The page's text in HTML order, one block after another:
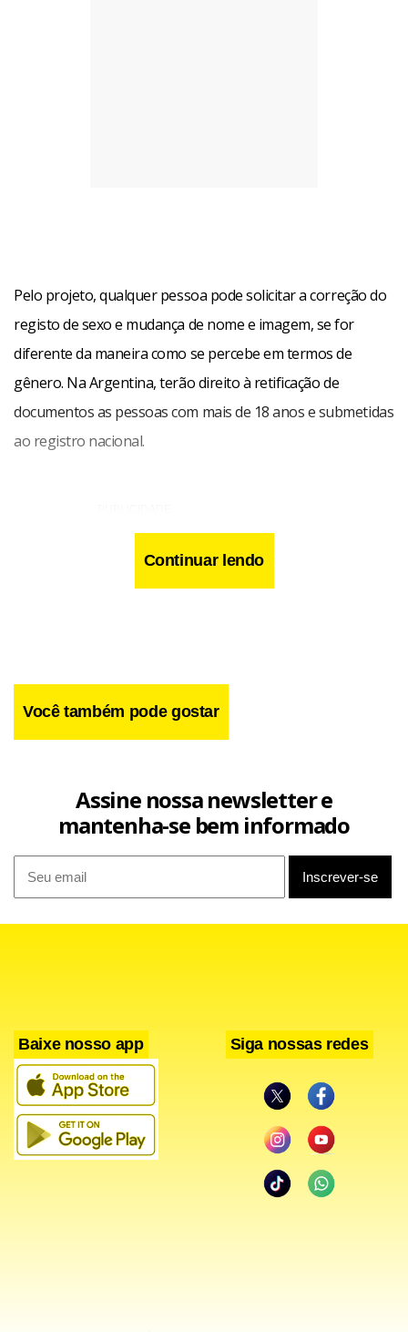
Pelo projeto, qualquer pessoa pode solicitar a correção do
registo de sexo e mudança de nome e imagem, se for
diferente da maneira como se percebe em termos de
gênero. Na Argentina, terão direito à retificação de
documentos as pessoas com mais de 18 anos e submetidas
ao registro nacional.
A correção do registro não vai alterar a titularidade de
direitos e obrigações legais que possam corresponder à
Continuar lendo
Você também pode gostar
Assine nossa newsletter e
mantenha-se bem informado
Baixe nosso app Siga nossas redes